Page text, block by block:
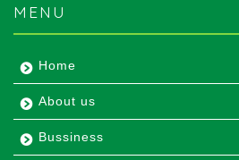
MENU
Home
About us
Bussiness